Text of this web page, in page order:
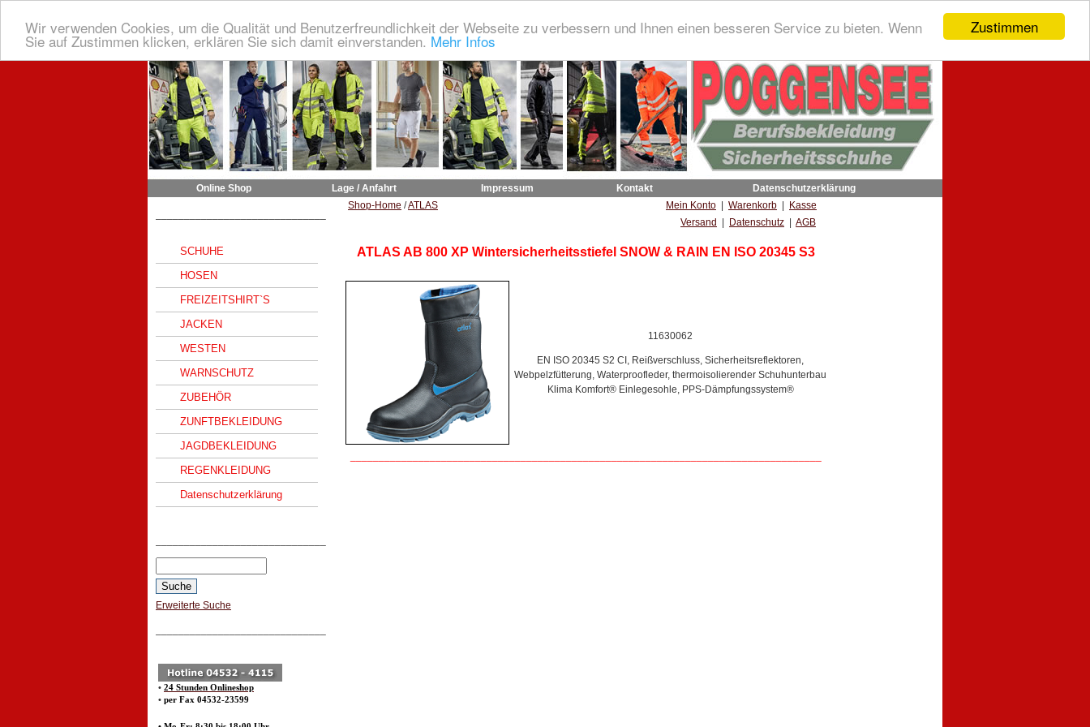
Zustimmen
Wir verwenden Cookies, um die Qualität und Benutzerfreundlichkeit der Webseite zu verbessern und Ihnen einen besseren Service zu bieten. Wenn
Sie auf Zustimmen klicken, erklären Sie sich damit einverstanden. Mehr Infos
Online Shop Lage / Anfahrt Impressum Kontakt Datenschutzerklärung
SCHUHE
HOSEN
FREIZEITSHIRT`S
JACKEN
WESTEN
WARNSCHUTZ
ZUBEHÖR
ZUNFTBEKLEIDUNG
JAGDBEKLEIDUNG
REGENKLEIDUNG
Datenschutzerklärung
Erweiterte Suche
• 24 Stunden Onlineshop
• per Fax 04532-23599
Shop-Home /ATLAS Mein Konto Warenkorb
Kasse
Versand
Datenschutz AGB
ATLAS AB 800 XP Wintersicherheitsstiefel SNOW & RAIN EN ISO 20345 S3
11630062
EN ISO 20345 S2 CI, Reißverschluss, Sicherheitsreflektoren,
Webpelzfütterung, Waterproofleder, thermoisolierender Schuhunterbau
Klima Komfort® Einlegesohle, PPS-Dämpfungssystem®